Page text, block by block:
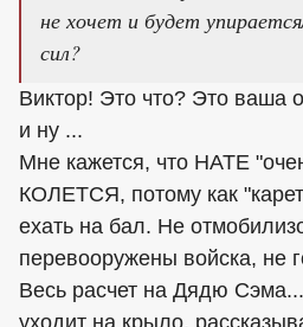
не хочет и будет
сил?
Виктор! Это что? Это ваша
и ну ...
Мне кажется, что НАТЕ
КОЛЕТСЯ, потому как
ехать на бал. Не
перевооружены войска, не
Весь расчет на Дядю